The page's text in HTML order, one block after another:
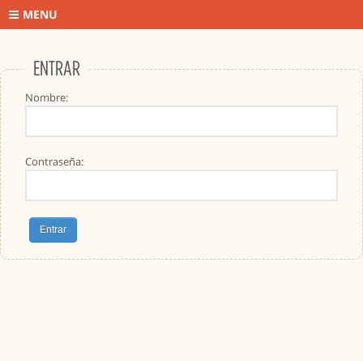
MENU
ENTRAR
Nombre:
Contraseña: